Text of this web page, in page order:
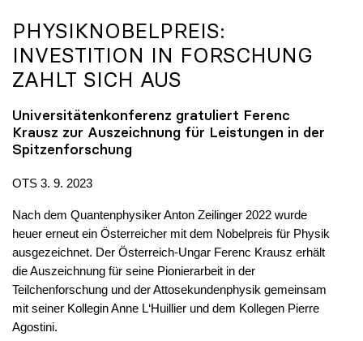
PHYSIKNOBELPREIS:
INVESTITION IN FORSCHUNG
ZAHLT SICH AUS
Universitätenkonferenz gratuliert Ferenc
Krausz zur Auszeichnung für Leistungen in der
Spitzenforschung
OTS 3. 9. 2023
Nach dem Quantenphysiker Anton Zeilinger 2022 wurde
heuer erneut ein Österreicher mit dem Nobelpreis für Physik
ausgezeichnet. Der Österreich-Ungar Ferenc Krausz erhält
die Auszeichnung für seine Pionierarbeit in der
Teilchenforschung und der Attosekundenphysik gemeinsam
mit seiner Kollegin Anne L‘Huillier und dem Kollegen Pierre
Agostini.